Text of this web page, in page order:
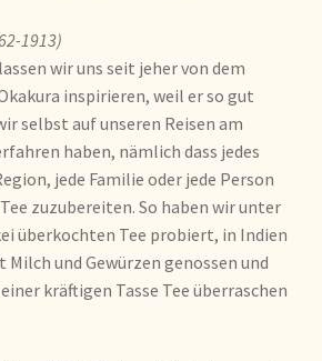
commerce de gros de thé !
1913)
wir uns seit jeher von dem
inspirieren, weil er so gut
selbst auf unseren Reisen am
haben, nämlich dass jedes
jede Familie oder jede Person
zuzubereiten. So haben wir unter
überkochten Tee probiert, in Indien
und Gewürzen genossen und
kräftigen Tasse Tee überraschen